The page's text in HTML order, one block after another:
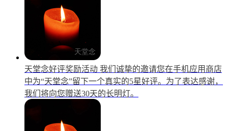
天堂念好评奖励活动 我们诚挚的邀请您在手机应用商店
中为“天堂念”留下一个真实的5星好评。为了表达感谢，
我们将向您赠送30天的长明灯。